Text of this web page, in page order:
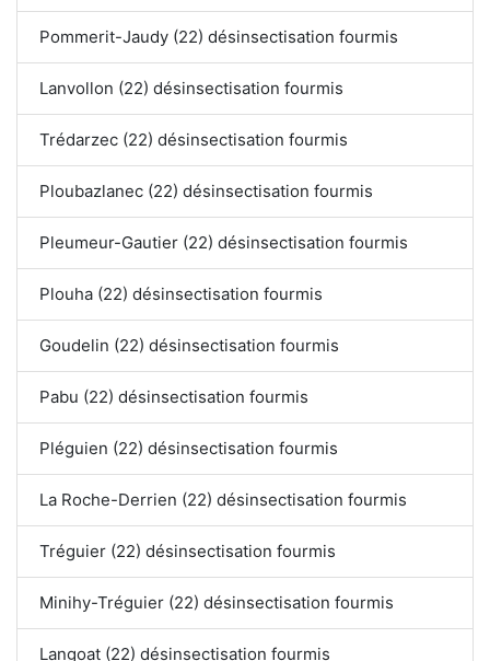
Pommerit-Jaudy (22) désinsectisation fourmis
Lanvollon (22) désinsectisation fourmis
Trédarzec (22) désinsectisation fourmis
Ploubazlanec (22) désinsectisation fourmis
Pleumeur-Gautier (22) désinsectisation fourmis
Plouha (22) désinsectisation fourmis
Goudelin (22) désinsectisation fourmis
Pabu (22) désinsectisation fourmis
Pléguien (22) désinsectisation fourmis
La Roche-Derrien (22) désinsectisation fourmis
Tréguier (22) désinsectisation fourmis
Minihy-Tréguier (22) désinsectisation fourmis
Langoat (22) désinsectisation fourmis